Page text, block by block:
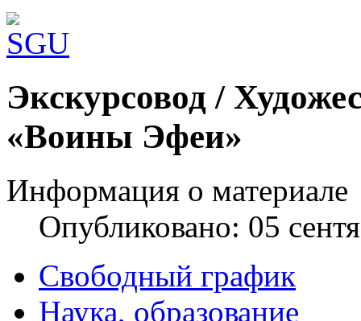
Шаблоны Joomla 3 здесь: http://www.joomla3x.ru/joomla3-
Экскурсовод /
«Воины Эфеи»
Информация о материале
Опубликовано: 05
Свободный график
Наука, образование